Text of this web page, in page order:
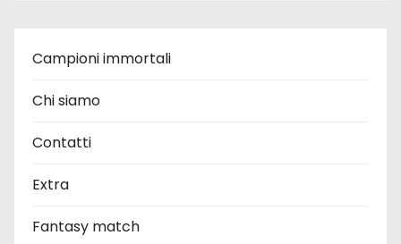
Campioni immortali
Chi siamo
Contatti
Extra
Fantasy match